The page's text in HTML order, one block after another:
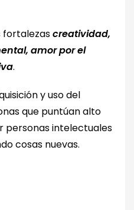
fortalezascreatividad,
amor por el
.
y uso del
que puntúan alto
personas intelectuales
cosas nuevas.